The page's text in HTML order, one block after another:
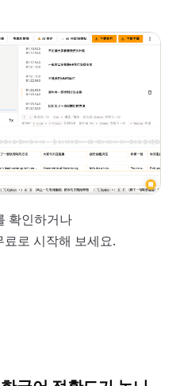
확인하거나
료로 시작해 보세요.